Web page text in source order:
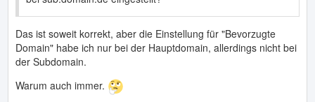
Das ist soweit korrekt, aber die Einstellung für "Bevorzugte
Domain" habe ich nur bei der Hauptdomain, allerdings nicht bei
der Subdomain.
Warum auch immer.